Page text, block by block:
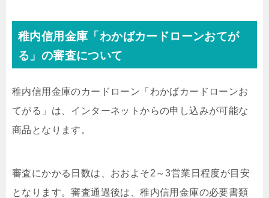
稚内信用金庫「わかばカードローンおてが
る」の審査について
稚内信用金庫のカードローン「わかばカードローンお
てがる」は、インターネットからの申し込みが可能な
商品となります。
審査にかかる日数は、おおよそ2～3営業日程度が目安
となります。審査通過後は、稚内信用金庫の必要書類